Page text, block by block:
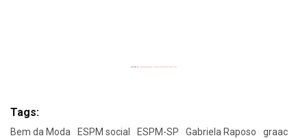
Tags:
Bem da Moda ESPM social ESPM-SP Gabriela Raposo
graac